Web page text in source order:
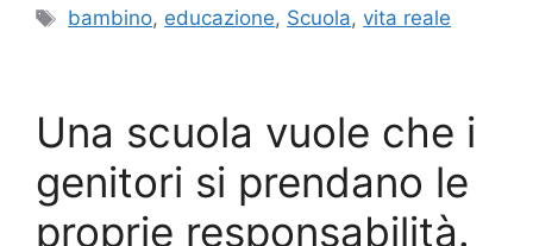
Tag
bambino, educazione, Scuola,vita reale
Una scuola vuole che i
genitori si prendano le
proprie responsabilità.